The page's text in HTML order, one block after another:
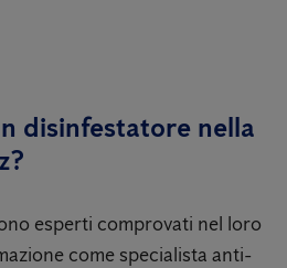
disinfestatore nella
esperti comprovati nel loro
come specialista anti-